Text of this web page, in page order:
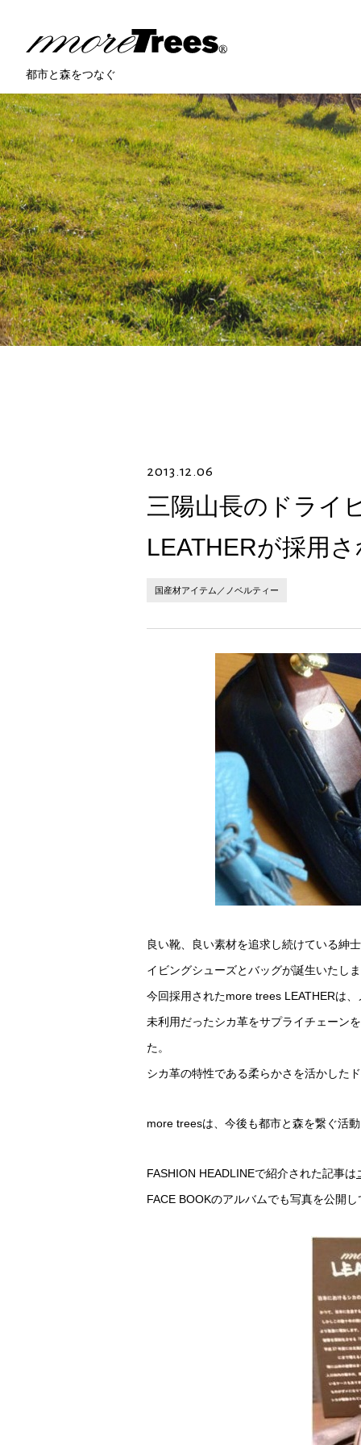
都市と森をつなぐ
2013.12.06
三陽山長のドライ
LEATHERが採用
国産材アイテム／ノベルティー
良い靴、良い素材を追求し続けている紳
イビングシューズとバッグが誕生いたし
今回採用されたmore trees LEATHERは
未利用だったシカ革をサプライチェーン
た。
シカ革の特性である柔らかさを活かした
more treesは、今後も都市と森を繋ぐ活
FASHION HEADLINEで紹介された記事は
FACE BOOKのアルバムでも写真を公開